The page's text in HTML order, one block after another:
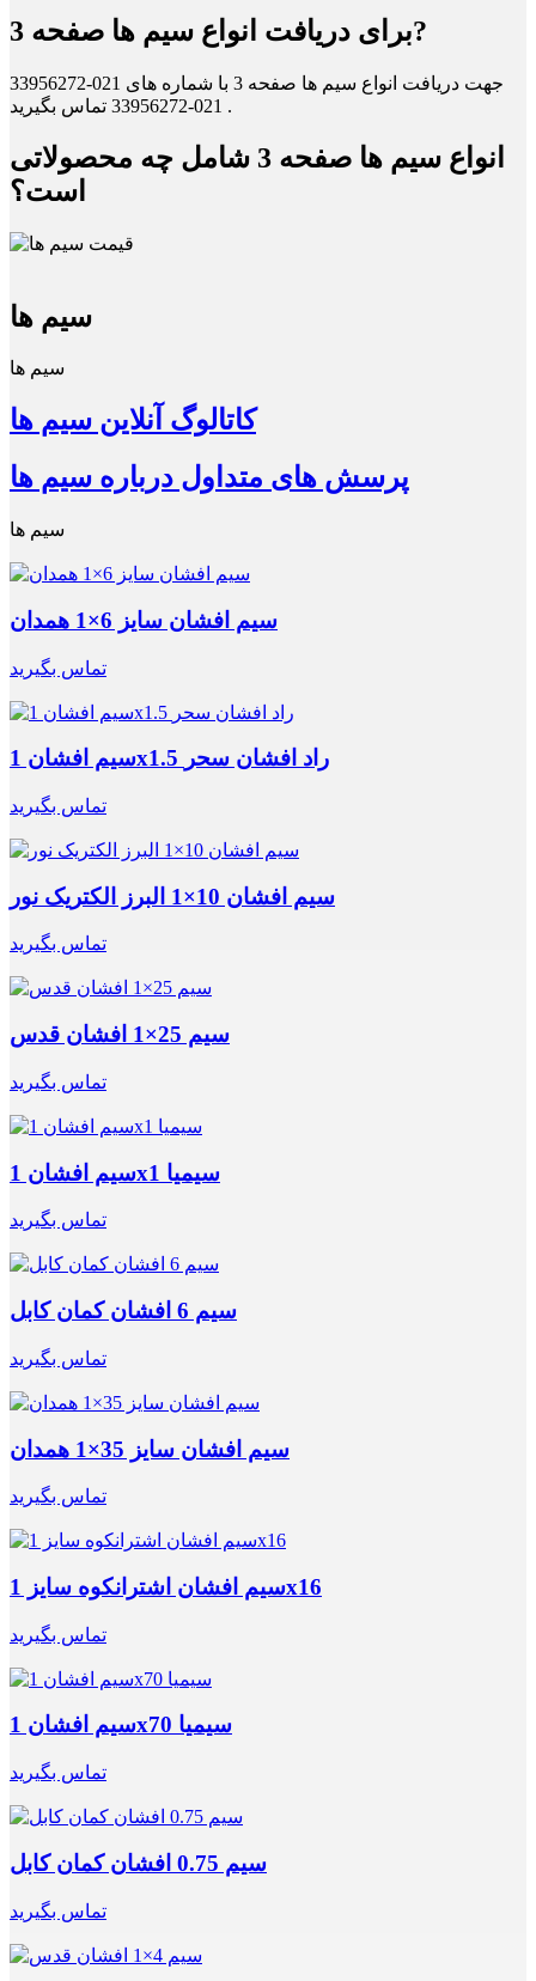
برای دریافت انواع سیم ها صفحه 3?
جهت دریافت انواع سیم ها صفحه 3 با شماره های 021-33956272
021-33956272 تماس بگیرید .
انواع سیم ها صفحه 3 شامل چه محصولاتی
است؟
سیم ها
سیم ها
کاتالوگ آنلاین سیم ها
پرسش های متداول درباره سیم ها
سیم ها
سیم افشان سایز 6×1 همدان
تماس بگیرید
سیم افشان 1x1.5 راد افشان سحر
تماس بگیرید
سیم افشان 10×1 البرز الکتریک نور
تماس بگیرید
سیم 25×1 افشان قدس
تماس بگیرید
سیم افشان 1x1 سیمیا
تماس بگیرید
سیم 6 افشان کمان کابل
تماس بگیرید
سیم افشان سایز 35×1 همدان
تماس بگیرید
سیم افشان اشترانکوه سایز 1x16
تماس بگیرید
سیم افشان 1x70 سیمیا
تماس بگیرید
سیم 0.75 افشان کمان کابل
تماس بگیرید